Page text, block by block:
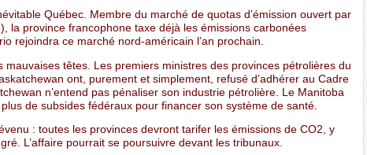
Québec. Membre du marché de quotas d’émission ouvert par
la province francophone taxe déjà les émissions carbonées
rejoindra ce marché nord-américain l’an prochain.
mauvaises têtes. Les premiers ministres des provinces pétrolières du
ont, purement et simplement, refusé d’adhérer au Cadre
n’entend pas pénaliser son industrie pétrolière. Le Manitoba
de subsides fédéraux pour financer son système de santé.
: toutes les provinces devront tarifer les émissions de CO2, y
L’affaire pourrait se poursuivre devant les tribunaux.